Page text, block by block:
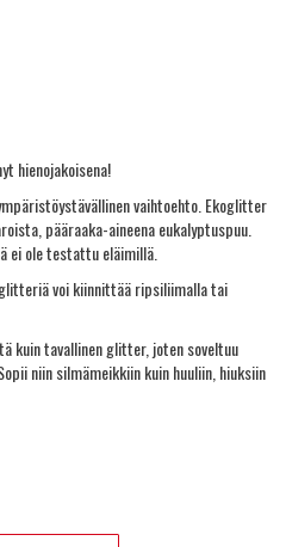
hienojakoisena!
vaihtoehto. Ekoglitter
pääraaka-aineena eukalyptuspuu.
ei ole testattu eläimillä.
voi kiinnittääripsiliimallatai
kuin tavallinen glitter, joten soveltuu
niin silmämeikkiin kuin huuliin, hiuksiin